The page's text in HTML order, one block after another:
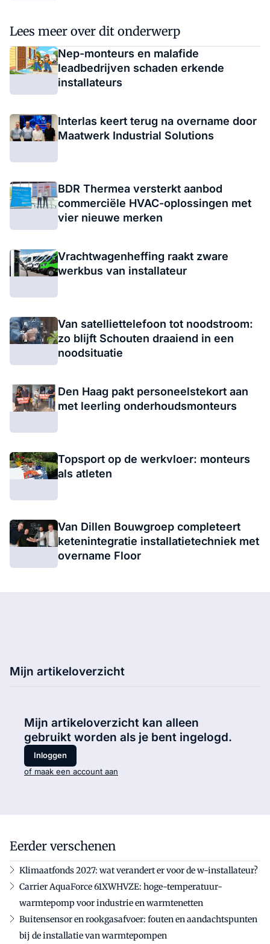
Lees meer over dit onderwerp
Nep-monteurs en malafide
leadbedrijven schaden erkende
installateurs
Interlas keert terug na overname door
Maatwerk Industrial Solutions
BDR Thermea versterkt aanbod
commerciële HVAC-oplossingen met
vier nieuwe merken
Vrachtwagenheffing raakt zware
werkbus van installateur
Van satelliettelefoon tot noodstroom:
zo blijft Schouten draaiend in een
noodsituatie
Den Haag pakt personeelstekort aan
met leerling onderhoudsmonteurs
Topsport op de werkvloer: monteurs
als atleten
Van Dillen Bouwgroep completeert
ketenintegratie installatietechniek met
overname Floor
Mijn artikeloverzicht
Mijn artikeloverzicht kan alleen
gebruikt worden als je bent ingelogd.
Inloggen
of maak een account aan
Eerder verschenen
Klimaatfonds 2027: wat verandert er voor de w-installateur?
Carrier AquaForce 61XWHVZE: hoge-temperatuur-
warmtepomp voor industrie en warmtenetten
Buitensensor en rookgasafvoer: fouten en aandachtspunten
bij de installatie van warmtepompen